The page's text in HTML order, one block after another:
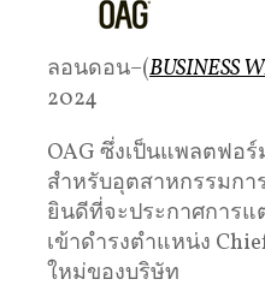
ลอนดอน–(BUSINESS
2024
OAG ซึ่งเป็นแพลตฟอ
สำหรับอุตสาหกรรมกา
ยินดีที่จะประกาศการ
เข้าดำรงตำแหน่ง
ใหม่ของบริษัท